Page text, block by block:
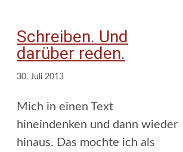
Schreiben. Und
darüber reden.
30. Juli 2013
Mich in einen Text
hineindenken und dann wieder
hinaus. Das mochte ich als